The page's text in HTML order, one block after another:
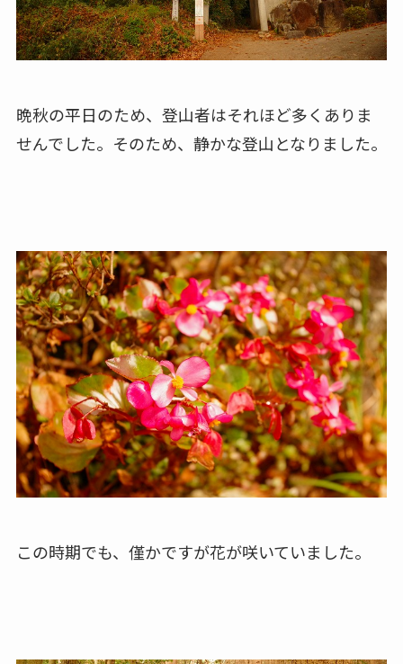
晩秋の平日のため、登山者はそれほど多くありま
せんでした。そのため、静かな登山となりました。
この時期でも、僅かですが花が咲いていました。